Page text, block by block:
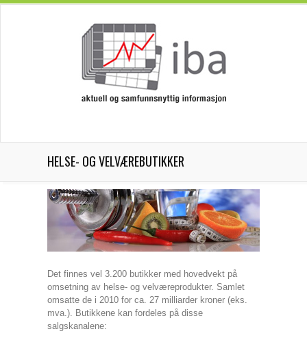
HELSE- OG VELVÆREBUTIKKER
Det finnes vel 3.200 butikker med hovedvekt på
omsetning av helse- og velværeprodukter. Samlet
omsatte de i 2010 for ca. 27 milliarder kroner (eks.
mva.). Butikkene kan fordeles på disse
salgskanalene: